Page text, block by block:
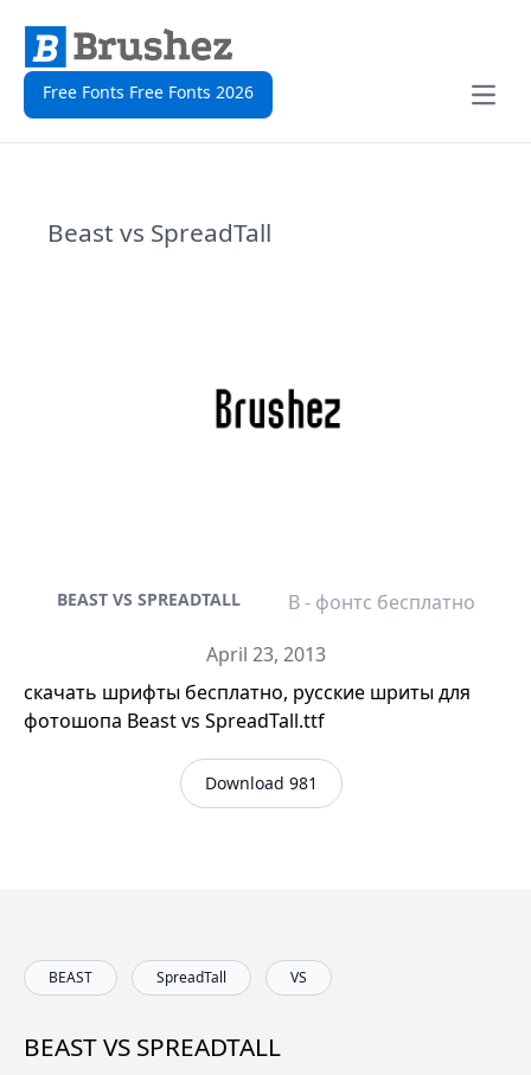
Free Fonts Free Fonts 2026
Open
Beast vs SpreadTall
BEAST VS SPREADTALL
B - фонтс бесплатно
April 23, 2013
скачать шрифты бесплатно, русские шриты для
фотошопа Beast vs SpreadTall.ttf
Download 981
BEAST SpreadTall VS
BEAST VS SPREADTALL